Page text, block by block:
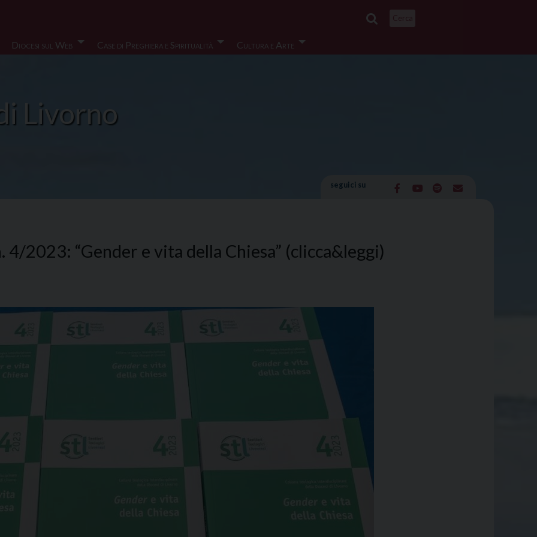
Diocesi sul Web Case di Preghiera e Spiritualità Cultura e Arte
Livorno
seguici su
2023: “Gender e vita della Chiesa” (clicca&leggi)